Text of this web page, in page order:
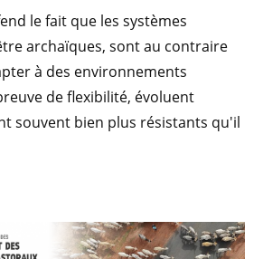
le fait que les systèmes
archaïques, sont au contraire
à des environnements
de flexibilité, évoluent
souvent bien plus résistants qu'il